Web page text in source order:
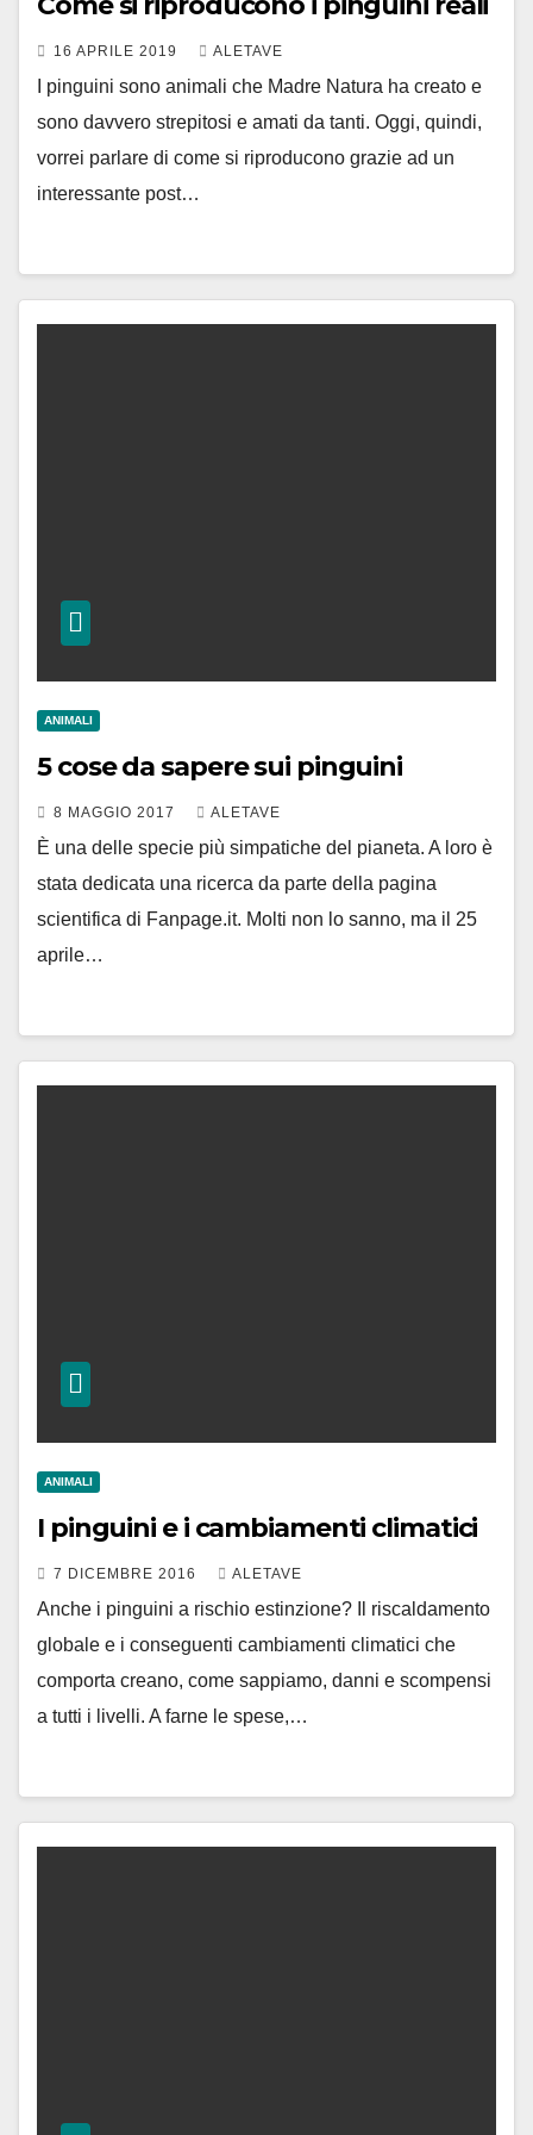
16 APRILE 2019 ALETAVE
I pinguini sono animali che Madre Natura ha creato e
sono davvero strepitosi e amati da tanti. Oggi, quindi,
vorrei parlare di come si riproducono grazie ad un
interessante post…
ANIMALI
5 cose da sapere sui pinguini
8 MAGGIO 2017 ALETAVE
È una delle specie più simpatiche del pianeta. A loro è
stata dedicata una ricerca da parte della pagina
scientifica di Fanpage.it. Molti non lo sanno, ma il 25
aprile…
ANIMALI
I pinguini e i cambiamenti climatici
7 DICEMBRE 2016 ALETAVE
Anche i pinguini a rischio estinzione? Il riscaldamento
globale e i conseguenti cambiamenti climatici che
comporta creano, come sappiamo, danni e scompensi
a tutti i livelli. A farne le spese,…